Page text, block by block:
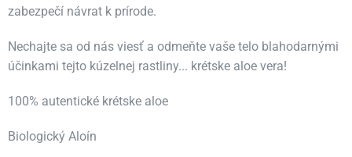
zabezpečí návrat k prírode.
Nechajte sa od nás viesť a odmeňte vaše telo blahodarnými
účinkami tejto kúzelnej rastliny... krétske aloe vera!
100% autentické krétske aloe
Biologický Aloín